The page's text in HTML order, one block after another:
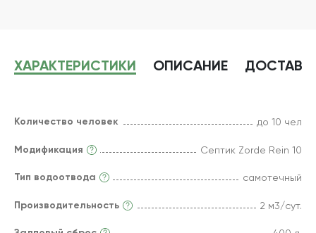
ХАРАКТЕРИСТИКИ ОПИСАНИЕ
Количество человек до 10 чел
Модификация Септик Zorde Rein 10
Тип водоотвода самотечный
Производительность 2 м3/сут.